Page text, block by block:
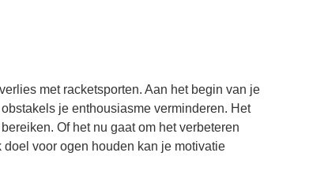
met racketsporten. Aan het begin van je
je enthousiasme verminderen. Het
Of het nu gaat om het verbeteren
voor ogen houden kan je motivatie